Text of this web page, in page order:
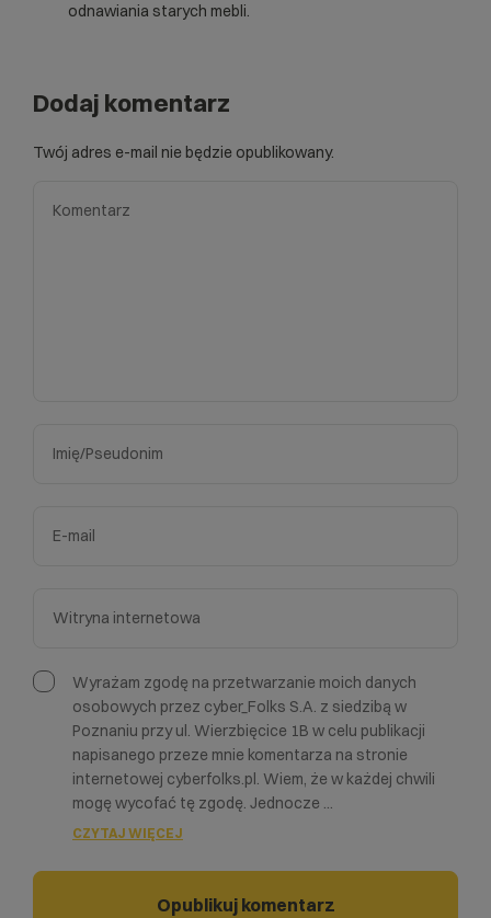
odnawiania starych mebli.
Dodaj komentarz
Twój adres e-mail nie będzie opublikowany.
Wyrażam zgodę na przetwarzanie moich danych
osobowych przez cyber_Folks S.A. z siedzibą w
Poznaniu przy ul. Wierzbięcice 1B w celu publikacji
napisanego przeze mnie komentarza na stronie
internetowej cyberfolks.pl. Wiem, że w każdej chwili
mogę wycofać tę zgodę. Jednocze ...
CZYTAJ WIĘCEJ